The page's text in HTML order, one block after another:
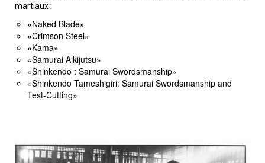
martiaux :
«Naked Blade»
«Crimson Steel»
«Kama»
«Samurai Aikijutsu»
«Shinkendo : Samurai Swordsmanship»
«Shinkendo Tameshigiri: Samurai Swordsmanship and
Test-Cutting»